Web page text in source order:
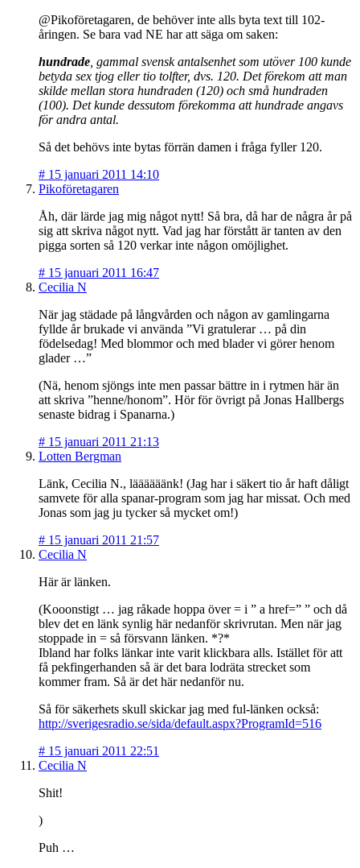
@Pikoföretagaren, de behöver inte alls byta text till 102-
åringen. Se bara vad NE har att säga om saken:
hundrade , gammal svensk antalsenhet som utöver 100 kunde
betyda sex tjog eller tio tolfter, dvs. 120. Det förekom att man
skilde mellan stora hundraden (120) och små hundraden
(100). Det kunde dessutom förekomma att hundrade angavs
för andra antal.
Så det behövs inte bytas förrän damen i fråga fyller 120.
# 15 januari 2011 14:10
Pikoföretagaren
Åh, där lärde jag mig något nytt! Så bra, då har de några år på
sig att skriva något nytt. Vad jag har förstått är tanten av den
pigga sorten så 120 verkar inte någon omöjlighet.
# 15 januari 2011 16:47
Cecilia N
När jag städade på långvården och någon av gamlingarna
fyllde år brukade vi använda ”Vi gratulerar … på din
födelsedag! Med blommor och med blader vi görer henom
glader …”
(Nä, henom sjöngs inte men passar bättre in i rytmen här än
att skriva ”henne/honom”. Hör för övrigt på Jonas Hallbergs
senaste bidrag i Spanarna.)
# 15 januari 2011 21:13
Lotten Bergman
Länk, Cecilia N., läääääänk! (Jag har i säkert tio år haft dåligt
samvete för alla spanar-program som jag har missat. Och med
Jonas som jag ju tycker så mycket om!)
# 15 januari 2011 21:57
Cecilia N
Här är länken.
(Kooonstigt … jag råkade hoppa över = i ” a href=” ” och då
blev det en länk synlig här nedanför skrivrutan. Men när jag
stoppade in = så försvann länken. *?*
Ibland har folks länkar inte varit klickbara alls. Istället för att
få pekfingerhanden så är det bara lodräta strecket som
kommer fram. Så är det här nedanför nu.
Så för säkerhets skull skickar jag med ful-länken också:
http://sverigesradio.se/sida/default.aspx?ProgramId=516
# 15 januari 2011 22:51
Cecilia N
Shit!
)
Puh …